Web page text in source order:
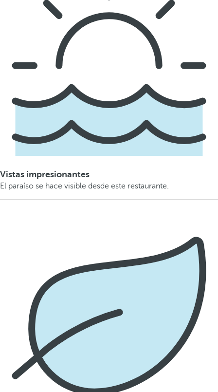
Vistas impresionantes
El paraíso se hace visible desde este restaurante.